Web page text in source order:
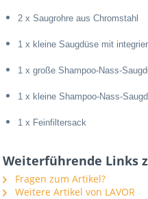
2 x Saugrohre aus Chromstahl
1 x kleine Saugdüse mit
1 x große Shampoo-Nass-
1 x kleine Shampoo-Nass-
1 x Feinfiltersack
Weiterführende Links
Fragen zum Artikel?
Weitere Artikel von LAVOR